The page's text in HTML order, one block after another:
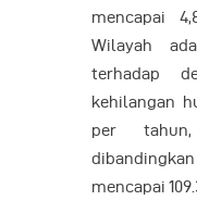
mencapai
Wilayah
terhadap
kehilangan
per
mencapai